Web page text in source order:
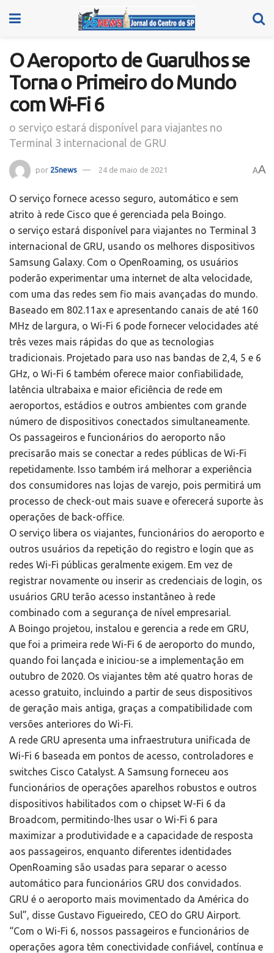
O Aeroporto de Guarulhos se
Torna o Primeiro do Mundo
com Wi-Fi 6
o serviço estará disponível para viajantes no
Terminal 3 internacional de GRU
por 25news 24 de maio de 2021 AA
O serviço fornece acesso seguro, automático e sem
atrito à rede Cisco que é gerenciada pela Boingo.
o serviço estará disponível para viajantes no Terminal 3
internacional de GRU, usando os melhores dispositivos
Samsung Galaxy. Com o OpenRoaming, os usuários
poderão experimentar uma internet de alta velocidade,
com uma das redes sem fio mais avançadas do mundo.
Baseado em 802.11ax e apresentando canais de até 160
MHz de largura, o Wi-Fi 6 pode fornecer velocidades até
três vezes mais rápidas do que as tecnologias
tradicionais. Projetado para uso nas bandas de 2,4, 5 e 6
GHz, o Wi-Fi 6 também oferece maior confiabilidade,
latência ultrabaixa e maior eficiência de rede em
aeroportos, estádios e outros ambientes com grande
número de dispositivos conectados simultaneamente.
Os passageiros e funcionários do aeroporto não
precisarão mais se conectar a redes públicas de Wi-Fi
repetidamente. Isso também irá melhorar a experiência
dos consumidores nas lojas de varejo, pois permitirá um
processo de check-out mais suave e oferecerá suporte às
operações de back-office.
O serviço libera os viajantes, funcionários do aeroporto e
outros usuários da repetição do registro e login que as
redes Wi-Fi públicas geralmente exigem. Em vez de
registrar novamente ou inserir as credenciais de login, os
usuários GRU terão acesso instantâneo à rede
combinado com a segurança de nível empresarial.
A Boingo projetou, instalou e gerencia a rede em GRU,
que foi a primeira rede Wi-Fi 6 de aeroporto do mundo,
quando foi lançada e iniciou-se a implementação em
outubro de 2020. Os viajantes têm até quatro horas de
acesso gratuito, incluindo a partir de seus dispositivos
de geração mais antiga, graças a compatibilidade com
versões anteriores do Wi-Fi.
A rede GRU apresenta uma infraestrutura unificada de
Wi-Fi 6 baseada em pontos de acesso, controladores e
switches Cisco Catalyst. A Samsung forneceu aos
funcionários de operações aparelhos robustos e outros
dispositivos habilitados com o chipset W-Fi 6 da
Broadcom, permitindo-lhes usar o Wi-Fi 6 para
maximizar a produtividade e a capacidade de resposta
aos passageiros, enquanto diferentes identidades
OpenRoaming são usadas para separar o acesso
automático para funcionários GRU dos convidados.
GRU é o aeroporto mais movimentado da América do
Sul”, disse Gustavo Figueiredo, CEO do GRU Airport.
“Com o Wi-Fi 6, nossos passageiros e funcionários de
operações agora têm conectividade confiável, contínua e